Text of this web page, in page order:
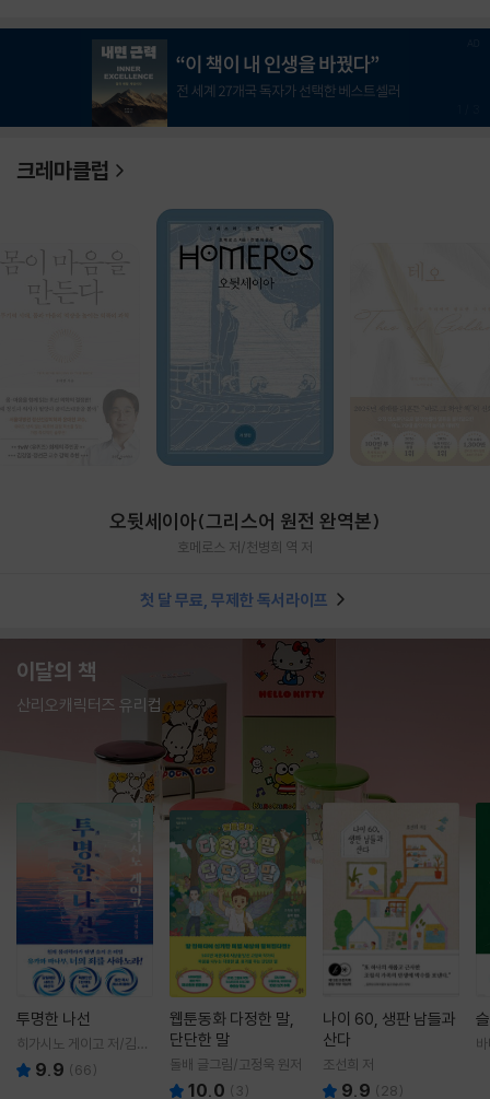
크레마클럽
오뒷세이아(그리스어 원전 완역본)
호메로스 저/천병희 역 저
첫 달 무료, 무제한 독서라이프
이달의 책
산리오캐릭터즈 유리컵
투명한 나선
히가시노 게이고 저/김선
영 역9.9 (66)
웹툰동화 다정한 말,
단단한 말
돌배 글그림/고정욱 원저
10.0 ( 3)
나이 60, 생판 남들과
산다
조선희 저
9.9 ( 28)